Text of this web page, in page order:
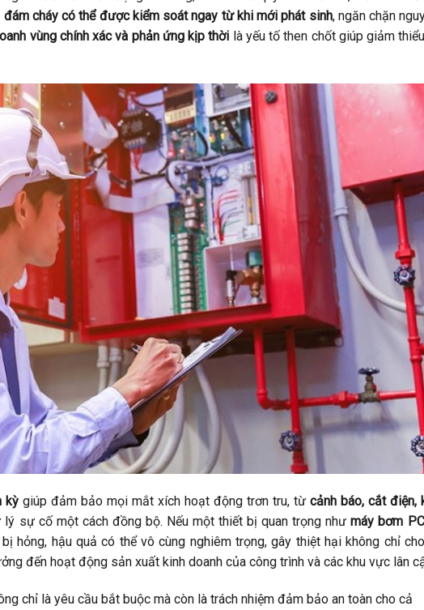
đám cháy có thể được kiểm soát ngay từ khi mới phát sinh, ngăn chặn
vùng chính xác và phản ứng kịp thời là yếu tố then chốt giúp giảm
kỳgiúp đảm bảo mọi mắt xích hoạt động trơn tru, từ cảnh báo, cắt điện,
lý sự cố một cách đồng bộ. Nếu một thiết bị quan trọng nhưmáy bơm
hỏng, hậu quả có thể vô cùng nghiêm trọng, gây thiệt hại không chỉ
đến hoạt động sản xuất kinh doanh của công trình và các khu vực lân
chỉ là yêu cầu bắt buộc mà còn là trách nhiệm đảm bảo an toàn cho cả